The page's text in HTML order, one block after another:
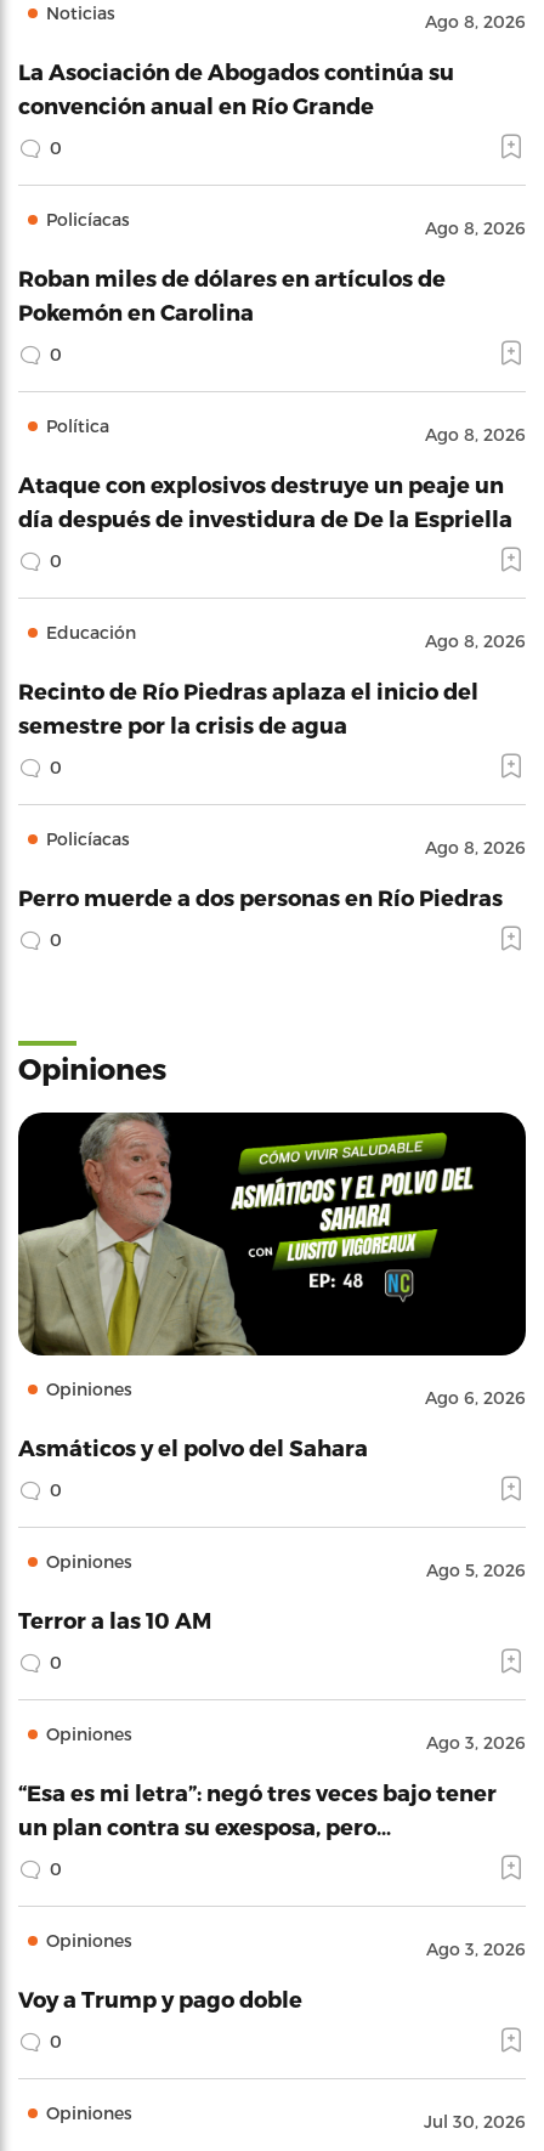
Noticias Ago 8, 2026
La Asociación de Abogados continúa su
convención anual en Río Grande
0
Policíacas Ago 8, 2026
Roban miles de dólares en artículos de
Pokemón en Carolina
0
Política Ago 8, 2026
Ataque con explosivos destruye un peaje un
día después de investidura de De la Espriella
0
Educación Ago 8, 2026
Recinto de Río Piedras aplaza el inicio del
semestre por la crisis de agua
0
Policíacas Ago 8, 2026
Perro muerde a dos personas en Río Piedras
0
Opiniones
Opiniones Ago 6, 2026
Asmáticos y el polvo del Sahara
0
Opiniones Ago 5, 2026
Terror a las 10 AM
0
Opiniones Ago 3, 2026
“Esa es mi letra”: negó tres veces bajo tener
un plan contra su exesposa, pero…
0
Opiniones Ago 3, 2026
Voy a Trump y pago doble
0
Opiniones Jul 30, 2026